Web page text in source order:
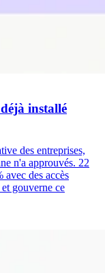
installé
des entreprises,
n'a approuvés. 22
avec des accès
gouverne ce